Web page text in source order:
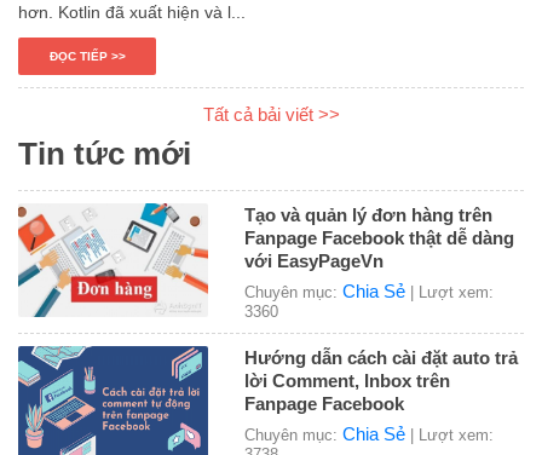
hơn. Kotlin đã xuất hiện và l...
ĐỌC TIẾP >>
Tất cả bải viết >>
Tin tức mới
Tạo và quản lý đơn hàng trên
Fanpage Facebook thật dễ dàng
với EasyPageVn
Chuyên mục: Chia Sẻ | Lượt xem:
3360
Hướng dẫn cách cài đặt auto trả
lời Comment, Inbox trên
Fanpage Facebook
Chuyên mục: Chia Sẻ | Lượt xem: